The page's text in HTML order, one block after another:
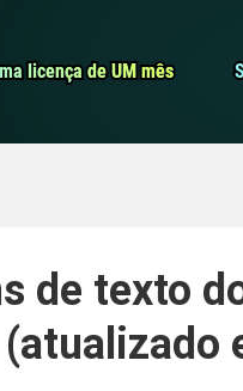
licença de UM mês
licença de UM mês
de texto